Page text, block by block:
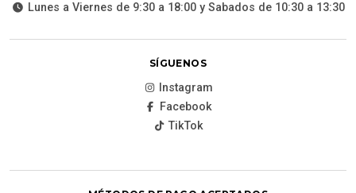
Lunes a Viernes de 9:30 a 18:00 y Sabados de 10:30 a 13:30
SÍGUENOS
Instagram
Facebook
TikTok